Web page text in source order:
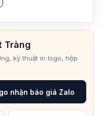
Tràng
kỹ thuật in logo, hộp
nhận báo giá Zalo